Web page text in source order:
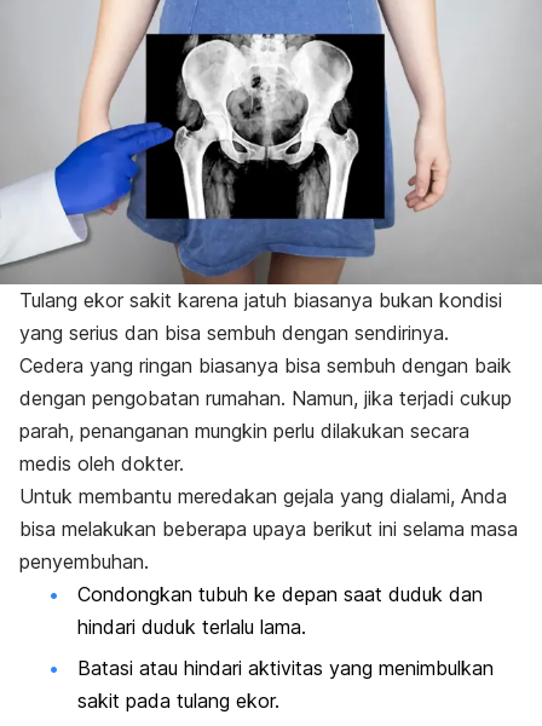
Tulang ekor sakit karena jatuh biasanya bukan kondisi
yang serius dan bisa sembuh dengan sendirinya.
Cedera yang ringan biasanya bisa sembuh dengan baik
dengan pengobatan rumahan. Namun, jika terjadi cukup
parah, penanganan mungkin perlu dilakukan secara
medis oleh dokter.
Untuk membantu meredakan gejala yang dialami, Anda
bisa melakukan beberapa upaya berikut ini selama masa
penyembuhan.
Condongkan tubuh ke depan saat duduk dan
hindari duduk terlalu lama.
Batasi atau hindari aktivitas yang menimbulkan
sakit pada tulang ekor.